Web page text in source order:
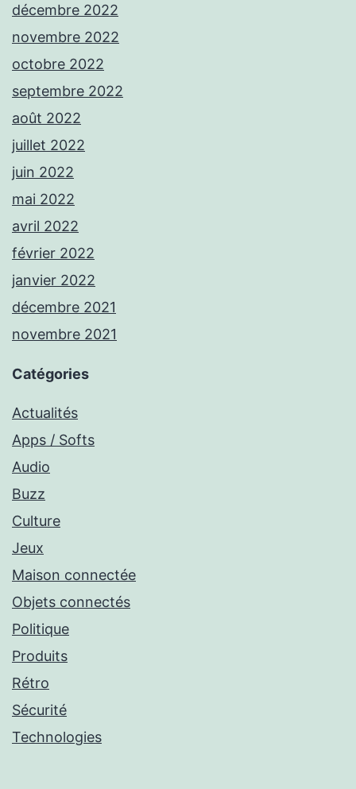
décembre 2022
novembre 2022
octobre 2022
septembre 2022
août 2022
juillet 2022
juin 2022
mai 2022
avril 2022
février 2022
janvier 2022
décembre 2021
novembre 2021
Catégories
Actualités
Apps / Softs
Audio
Buzz
Culture
Jeux
Maison connectée
Objets connectés
Politique
Produits
Rétro
Sécurité
Technologies